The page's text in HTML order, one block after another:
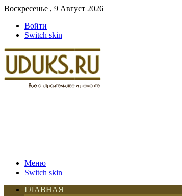
Воскресенье , 9 Август 2026
Войти
Switch skin
Меню
Switch skin
ГЛАВНАЯ